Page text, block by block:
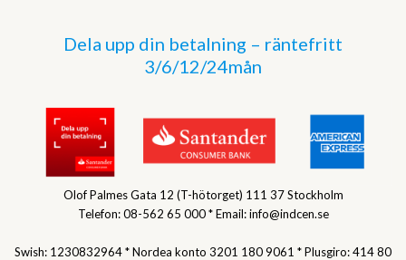
Dela upp din betalning – räntefritt
3/6/12/24mån
Olof Palmes Gata 12 (T-hötorget) 111 37 Stockholm
Telefon: 08-562 65 000 * Email: info@indcen.se
Swish: 1230832964 * Nordea konto 3201 180 9061 * Plusgiro: 414 80